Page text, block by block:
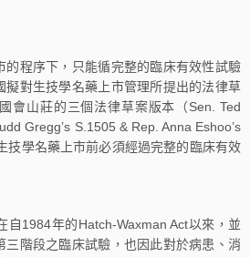
程序下，只能循完整的臨床有效性試驗
擬對生技學名藥上市管理所提出的法律草
會山莊的三個法律草案版本（Sen. Ted
Gregg’s S.1505 & Rep. Anna Eshoo’s
技學名藥上市前必須經過完整的臨床有效
1984年的Hatch-Waxman Act以來，並
三階段之臨床試驗，也因此對於病患、消